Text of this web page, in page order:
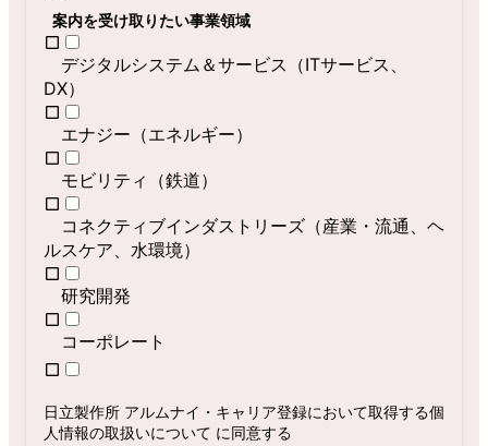
案内を受け取りたい事業領域
デジタルシステム＆サービス（ITサービス、
DX）
エナジー（エネルギー）
モビリティ（鉄道）
コネクティブインダストリーズ（産業・流通、ヘ
ルスケア、水環境）
研究開発
コーポレート
日立製作所 アルムナイ・キャリア登録において取得する個
人情報の取扱いについて に同意する